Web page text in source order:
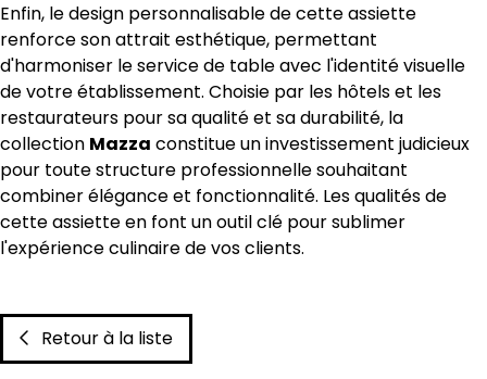
Enfin, le design personnalisable de cette assiette
renforce son attrait esthétique, permettant
d'harmoniser le service de table avec l'identité visuelle
de votre établissement. Choisie par les hôtels et les
restaurateurs pour sa qualité et sa durabilité, la
collection Mazza constitue un investissement judicieux
pour toute structure professionnelle souhaitant
combiner élégance et fonctionnalité. Les qualités de
cette assiette en font un outil clé pour sublimer
l'expérience culinaire de vos clients.
Retour à la liste